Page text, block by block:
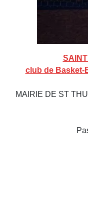
club de Basket-
MAIRIE DE ST